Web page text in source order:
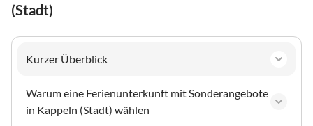
(Stadt)
Kurzer Überblick
Warum eine Ferienunterkunft mit Sonderangebote
in Kappeln (Stadt) wählen